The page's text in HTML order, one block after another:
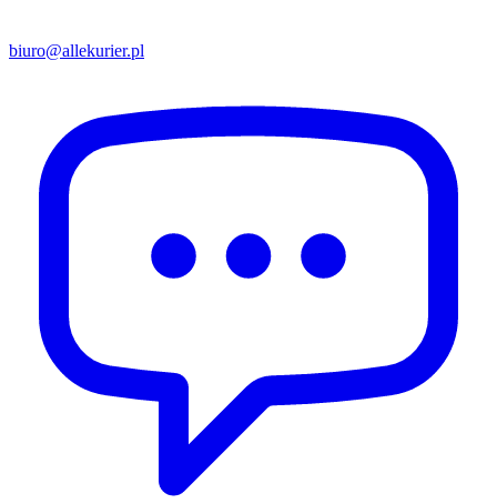
biuro@allekurier.pl